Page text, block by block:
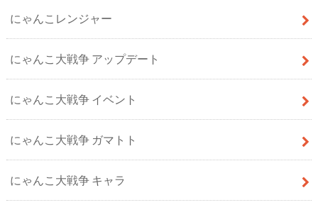
にゃんこレンジャー
にゃんこ大戦争 アップデート
にゃんこ大戦争 イベント
にゃんこ大戦争 ガマトト
にゃんこ大戦争 キャラ